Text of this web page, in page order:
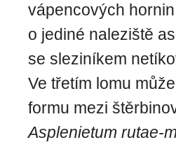
vápencových
o jediné naleziště
se sleziníkem
Ve třetím lomu
formu mezi
Asplenietum rutae-